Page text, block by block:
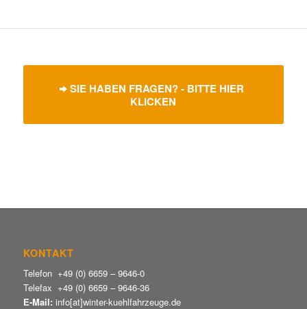
SIE HABEN FRAGEN? - BITTE HIER
KLICKEN
KONTAKT
Telefon +49 (0) 6659 – 9646-0
Telefax +49 (0) 6659 – 9646-36
E-Mail: info[at]winter-kuehlfahrzeuge.de